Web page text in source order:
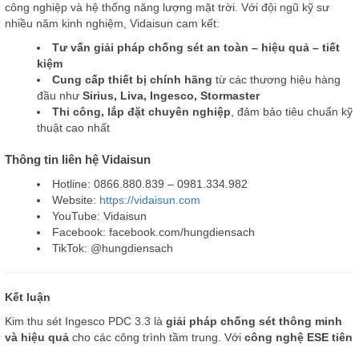
công nghiệp và hệ thống năng lượng mặt trời. Với đội ngũ kỹ sư
nhiều năm kinh nghiệm, Vidaisun cam kết:
Tư vấn giải pháp chống sét an toàn – hiệu quả – tiết
kiệm
Cung cấp thiết bị chính hãng từ các thương hiệu hàng
đầu như Sirius, Liva, Ingesco, Stormaster
Thi công, lắp đặt chuyên nghiệp , đảm bảo tiêu chuẩn kỹ
thuật cao nhất
Thông tin liên hệ Vidaisun
Hotline: 0866.880.839 – 0981.334.982
Website: https://vidaisun.com
YouTube: Vidaisun
Facebook: facebook.com/hungdiensach
TikTok: @hungdiensach
Kết luận
Kim thu sét Ingesco PDC 3.3 là giải pháp chống sét thông minh
và hiệu quả cho các công trình tầm trung. Với công nghệ ESE tiên